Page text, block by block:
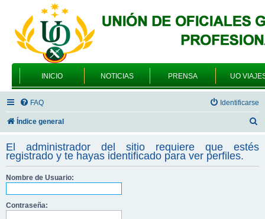
INICIO NOTICIAS PRENSA UO
FAQ Identificarse
Índice general
s
c
El administrador del sitio requiere que estés
registrado y te hayas identificado para ver perfiles.
Nombre de Usuario:
Contraseña: